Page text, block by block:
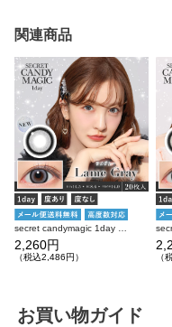
関連商品
secret candymagic 1day ラメグレー 20枚入り シークレットキャンディーマジック カラコン
2,260円
（税込2,486円） （
お買い物ガイド